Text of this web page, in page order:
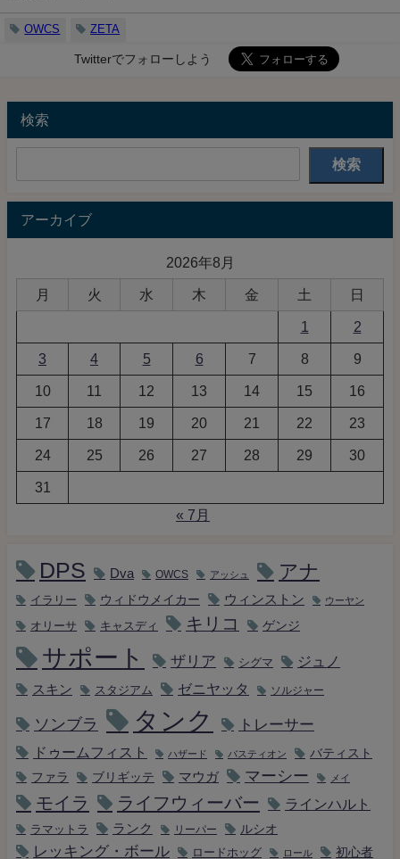
OWCS ZETA
Twitterでフォローしよう
検索
検索
アーカイブ
2026年8月
月 火 水 木 金 土 日
1 2
3 4 5 6 7 8 9
10 11 12 13 14 15 16
17 18 19 20 21 22 23
24 25 26 27 28 29 30
31
« 7月
DPS Dva OWCS アッシュ アナ
イラリー ウィドウメイカー ウィンストン ウーヤン
オリーサ キャスディ キリコ ゲンジ
サポート ザリア シグマ ジュノ
スキン スタジアム ゼニヤッタ ソルジャー
ソンブラ タンク
トレーサー
ドゥームフィスト
ハザード バスティオン
バティスト
ファラ
ブリギッテ マウガ マーシー メイ
モイラ ライフウィーバー ラインハルト
ラマットラ ランク リーパー ルシオ
レッキング・ボール ロードホッグ ロール 初心者